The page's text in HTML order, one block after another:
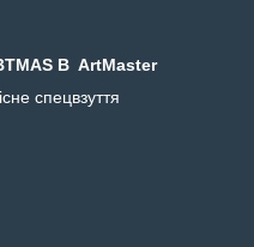
B ArtMaster
спецвзуття